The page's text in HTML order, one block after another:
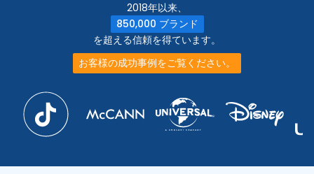
2018年以来、
850,000 ブランド
を超える信頼を得ています。
お客様の成功事例をご覧ください。